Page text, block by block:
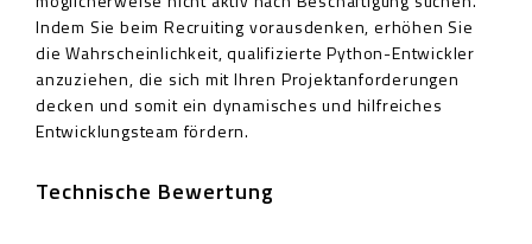
Indem Sie beim Recruiting vorausdenken, erhöhen Sie
die Wahrscheinlichkeit, qualifizierte Python-Entwickler
anzuziehen, die sich mit Ihren Projektanforderungen
decken und somit ein dynamisches und hilfreiches
Entwicklungsteam fördern.
Technische Bewertung